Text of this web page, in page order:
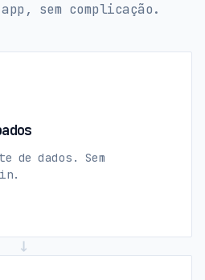
sem complicação.
de dados. Sem